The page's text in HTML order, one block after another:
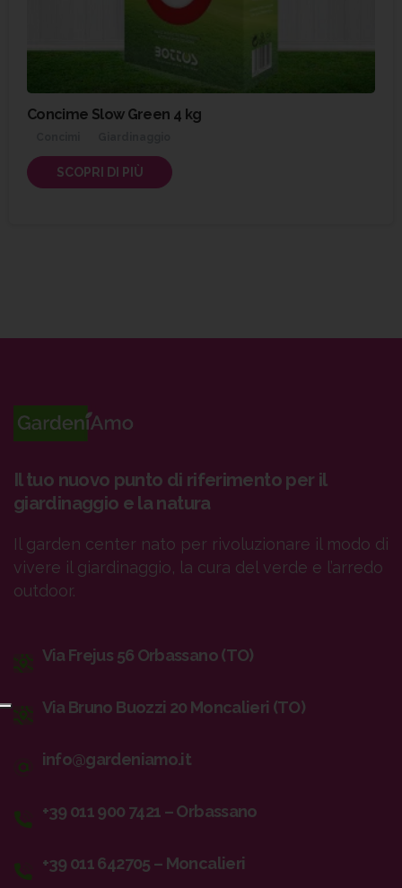
Concime Slow Green 4 kg
SCOPRI DI PIÙ
Il tuo nuovo punto di riferimento per il
giardinaggio e la natura
Il garden center nato per rivoluzionare il modo di
vivere il giardinaggio, la cura del verde e l’arredo
outdoor.
Via Frejus 56 Orbassano (TO)
Via Bruno Buozzi 20 Moncalieri (TO)
info@gardeniamo.it
+39 011 900 7421 – Orbassano
+39 011 642705 – Moncalieri